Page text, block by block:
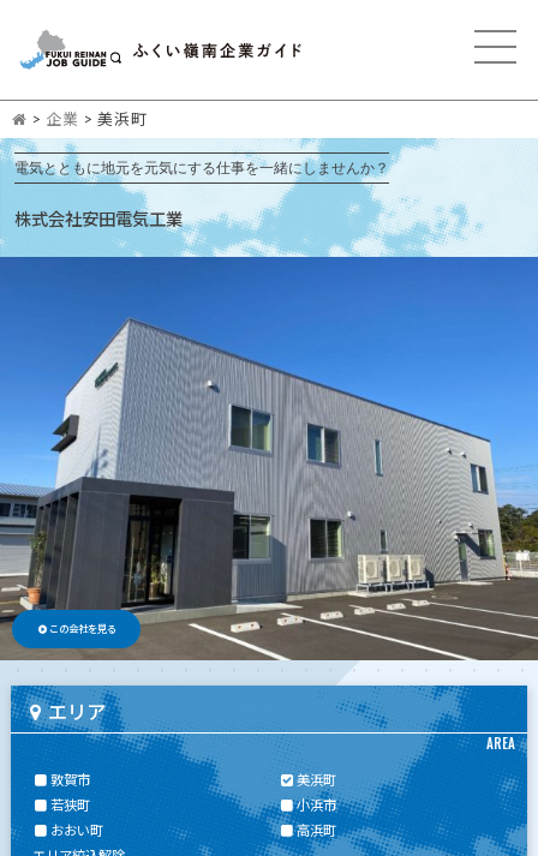
> 企業 > 美浜町
電気とともに地元を元気にする仕事を一緒にしませんか？
株式会社安田電気工業
この会社を見る
エリア
AREA
敦賀市
美浜町
若狭町
小浜市
おおい町
高浜町